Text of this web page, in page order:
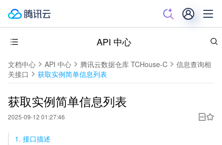
API 中心
文档中心 API 中心 腾讯云数据仓库 TCHouse-C
信息查询相
关接口
获取实例简单信息列表
获取实例简单信息列表
2025-09-12 01:27:46
1. 接口描述